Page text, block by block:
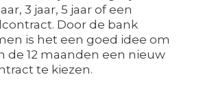
3 jaar, 5 jaar of een
Door de bank
is het een goed idee om
de 12 maanden een nieuw
te kiezen.